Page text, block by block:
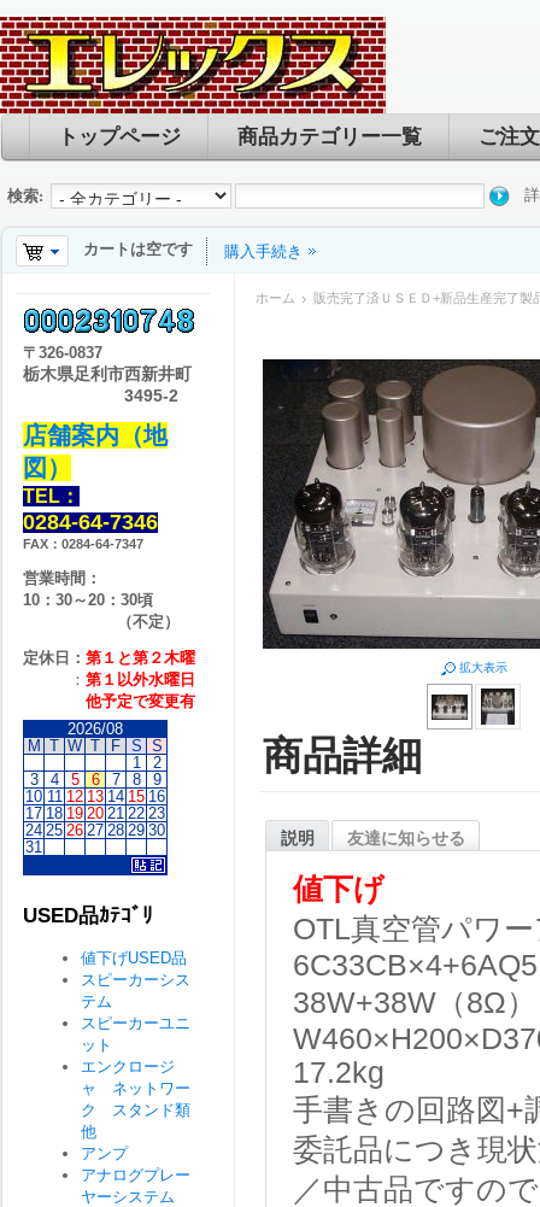
トップページ 商品カテゴリー一覧 ご注
検索:
カートは空です 購入手続き
ホーム 販売完了済ＵＳＥＤ+新品生産完了製
拡大表示
商品詳細
説明 友達に知らせる
値下げ
OTL真空管パワ
38W+38W（8Ω
17.2kg
手書きの回路図+
委託品につき現
／中古品ですの
〒 326-0837
栃木県足利市西新井町
3495-2
店舗案内（地
図）
TEL：
0284-64-7346
FAX：0284-64-7347
営業時間：
10：30～20：30頃
（不定）
定休日： 第１と第２木曜
： 第１以外水曜日
他予定で変更有
2026/08
M T W T F S S
1
2
3
4 5 6 7 8
9
10 11 12 13 14 15 16
17 18 19 20 21 22 23
24 25 26 27 28 29 30
31
USED品ｶﾃｺﾞﾘ
値下げUSED品
スピーカーシス
テム
スピーカーユニ
ット
エンクロージ
ャ ネットワー
ク スタンド類
他
アンプ
アナログプレー
ヤーシステム